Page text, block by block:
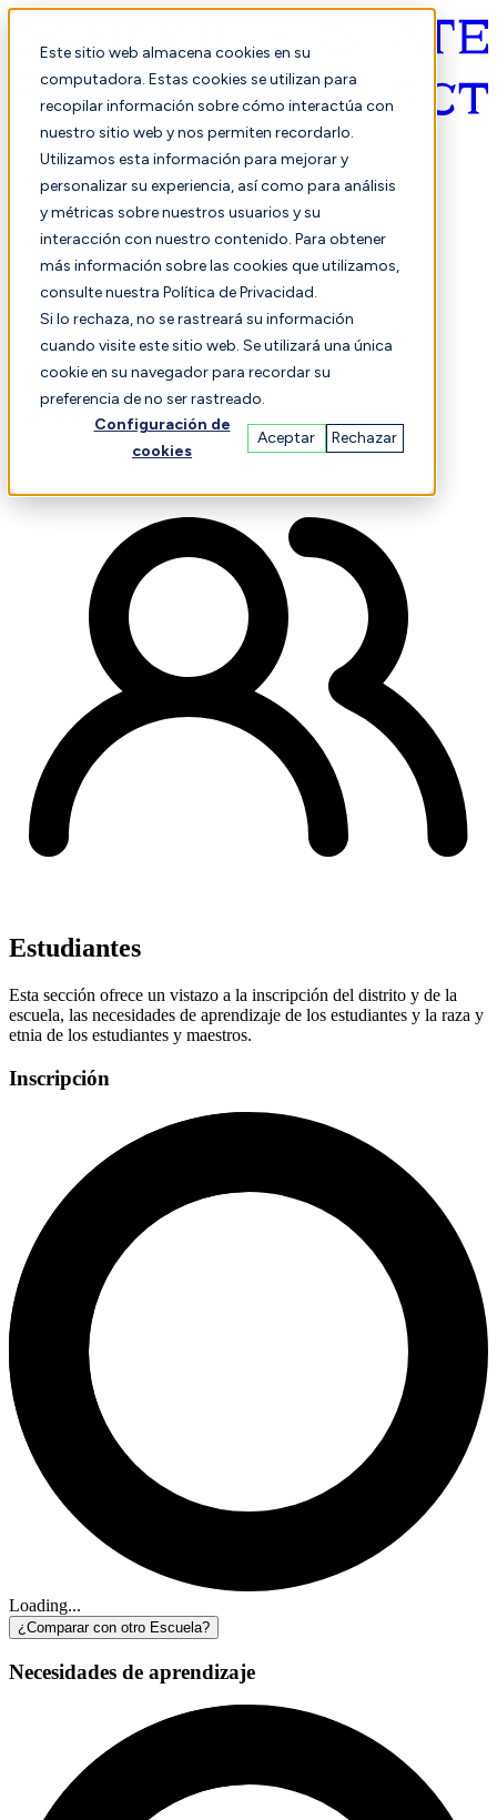
Este sitio web almacena cookies en su
computadora. Estas cookies se utilizan para
recopilar información sobre cómo interactúa con
nuestro sitio web y nos permiten recordarlo.
Utilizamos esta información para mejorar y
personalizar su experiencia, así como para análisis
y métricas sobre nuestros usuarios y su
interacción con nuestro contenido. Para obtener
más información sobre las cookies que utilizamos,
consulte nuestra Política de Privacidad.
Si lo rechaza, no se rastreará su información
cuando visite este sitio web. Se utilizará una única
cookie en su navegador para recordar su
preferencia de no ser rastreado.
Configuración de
cookies
Aceptar Rechazar
Español
Finanzas Actuación
Estudiantes
Esta sección ofrece un vistazo a la inscripción del distrito y de la
escuela, las necesidades de aprendizaje de los estudiantes y la raza y
etnia de los estudiantes y maestros.
Inscripción
Loading...
¿Comparar con otro Escuela?
Necesidades de aprendizaje